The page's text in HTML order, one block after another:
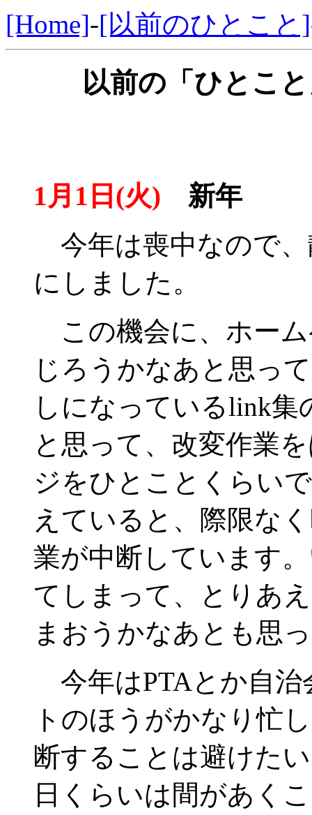
[Home]-[以前のひとこと]
以前の「ひとこ
1月1日(火) 新年
今年は喪中なので
にしました。
この機会に、ホー
じろうかなあと思っ
しになっているlink
と思って、改変作業
ジをひとことくらい
えていると、際限な
業が中断しています
てしまって、とりあ
まおうかなあとも思
今年はPTAとか自治
トのほうがかなり忙
断することは避けた
日くらいは間があく